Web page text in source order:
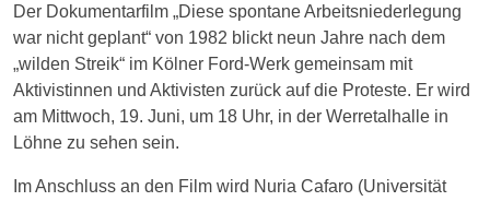
Der Dokumentarfilm „Diese spontane Arbeitsniederlegung
war nicht geplant“ von 1982 blickt neun Jahre nach dem
„wilden Streik“ im Kölner Ford-Werk gemeinsam mit
Aktivistinnen und Aktivisten zurück auf die Proteste. Er wird
am Mittwoch, 19. Juni, um 18 Uhr, in der Werretalhalle in
Löhne zu sehen sein.
Im Anschluss an den Film wird Nuria Cafaro (Universität